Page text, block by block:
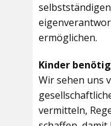
ermöglichen.
Kinder
Wir sehen uns
vermitteln,